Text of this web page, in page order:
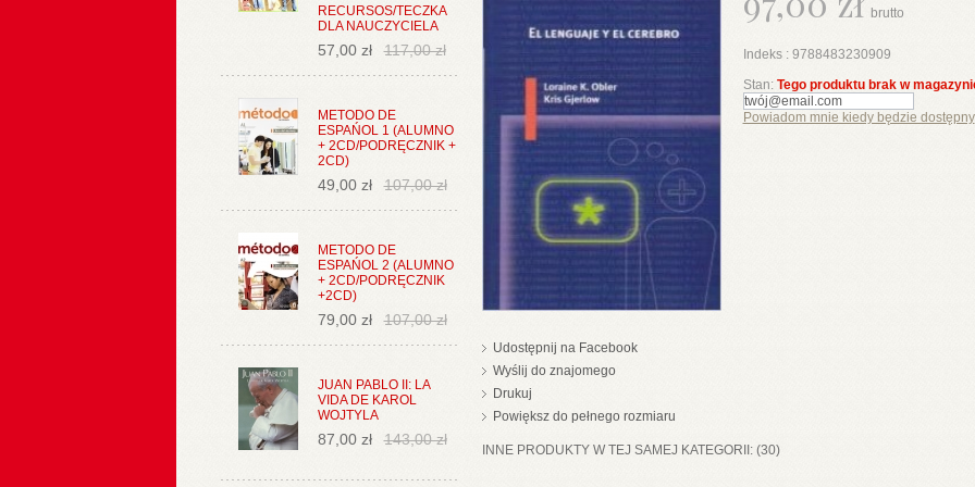
RECURSOS/TECZKA
DLA NAUCZYCIELA
57,00 zł 117,00 zł
METODO DE
ESPAŃOL 1 (ALUMNO
+ 2CD/PODRĘCZNIK +
2CD)
49,00 zł 107,00 zł
METODO DE
ESPAŃOL 2 (ALUMNO
+ 2CD/PODRĘCZNIK
+2CD)
79,00 zł 107,00 zł
JUAN PABLO II: LA
VIDA DE KAROL
WOJTYLA
87,00 zł 143,00 zł
Udostępnij na Facebook
Wyślij do znajomego
Drukuj
Powiększ do pełnego rozmiaru
brutto
Indeks : 9788483230909
Stan: Tego produktu brak w
Powiadom mnie kiedy będzie dostępny
INNE PRODUKTY W TEJ SAMEJ KATEGORII: (30)